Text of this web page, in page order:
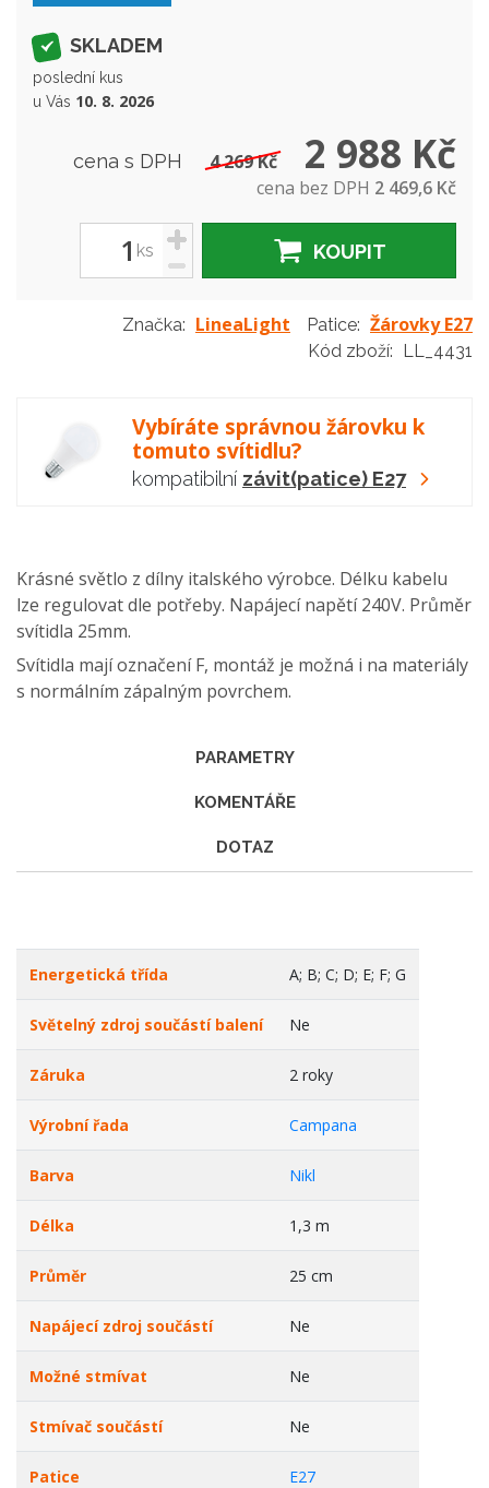
SKLADEM
poslední kus
u Vás 10. 8. 2026
cena s DPH 4 269 Kč 2 988 Kč
cena bez DPH 2 469,6 Kč
ks
+
-
KOUPIT
Značka: LineaLight Patice: Žárovky E27
Kód zboží: LL_4431
Vybíráte správnou žárovku k
tomuto svítidlu?
kompatibilní závit(patice) E27
Krásné světlo z dílny italského výrobce. Délku kabelu
lze regulovat dle potřeby. Napájecí napětí 240V. Průměr
svítidla 25mm.
Svítidla mají označení F, montáž je možná i na materiály
s normálním zápalným povrchem.
PARAMETRY
KOMENTÁŘE
DOTAZ
Energetická třída A; B; C; D; E; F; G
Světelný zdroj součástí balení Ne
Záruka 2 roky
Výrobní řada Campana
Barva Nikl
Délka 1,3 m
Průměr 25 cm
Napájecí zdroj součástí Ne
Možné stmívat Ne
Stmívač součástí Ne
Patice E27